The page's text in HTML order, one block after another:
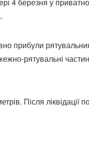
прибули
рятувальні
Після ліквідації